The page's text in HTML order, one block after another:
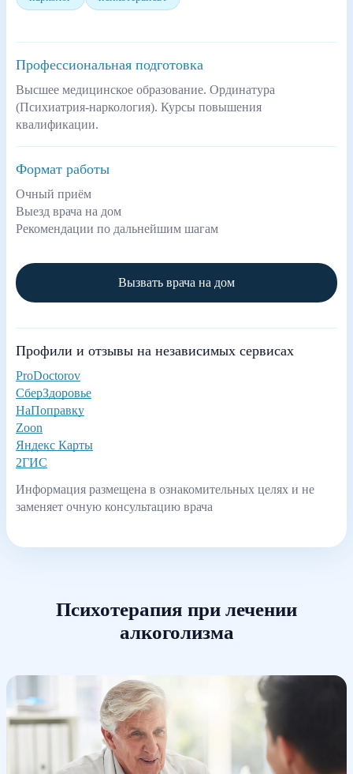
Профессиональная подготовка
Высшее медицинское образование. Ординатура
(Психиатрия-наркология). Курсы повышения
квалификации.
Формат работы
Очный приём
Выезд врача на дом
Рекомендации по дальнейшим шагам
Вызвать врача на дом
Профили и отзывы на независимых сервисах
ProDoctorov
СберЗдоровье
НаПоправку
Zoon
Яндекс Карты
2ГИС
Информация размещена в ознакомительных целях и не
заменяет очную консультацию врача
Психотерапия при лечении
алкоголизма